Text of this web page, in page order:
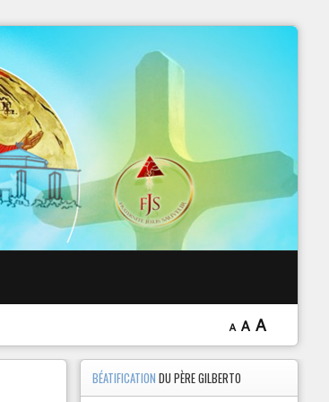
A A A
BÉATIFICATIONDU PÈRE GILBERTO